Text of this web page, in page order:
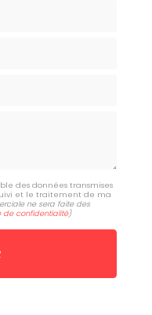
des données transmises
et le traitement de ma
ne sera faite des
de confidentialité)